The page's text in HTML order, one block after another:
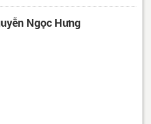
Ngọc Hưng